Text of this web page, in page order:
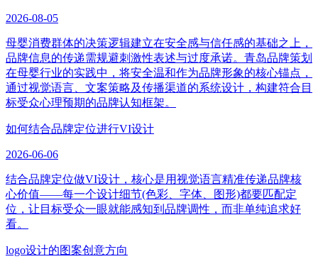
2026-08-05
母婴消费群体的决策逻辑建立在安全感与信任感的基础之上，
品牌信息的传递需规避刺激性表述与过度承诺。青岛品牌策划
在母婴行业的实践中，将安全温和作为品牌形象的核心锚点，
通过视觉语言、文案策略及传播渠道的系统设计，构建符合目
标受众心理预期的品牌认知框架。
如何结合品牌定位进行VI设计
2026-06-06
结合品牌定位做VI设计，核心是用视觉语言精准传递品牌核
心价值——每一个设计细节(色彩、字体、图形)都要匹配定
位，让目标受众一眼就能感知到品牌调性，而非单纯追求好
看。
logo设计的图案创意方向